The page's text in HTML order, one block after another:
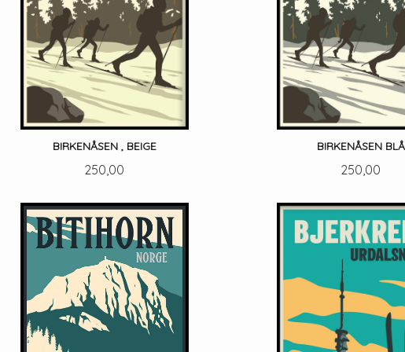
BIRKENÅSEN , BEIGE
Pris
250,00
LES MER
BIRKENÅSEN BLÅ
Pris
250,00
LES MER